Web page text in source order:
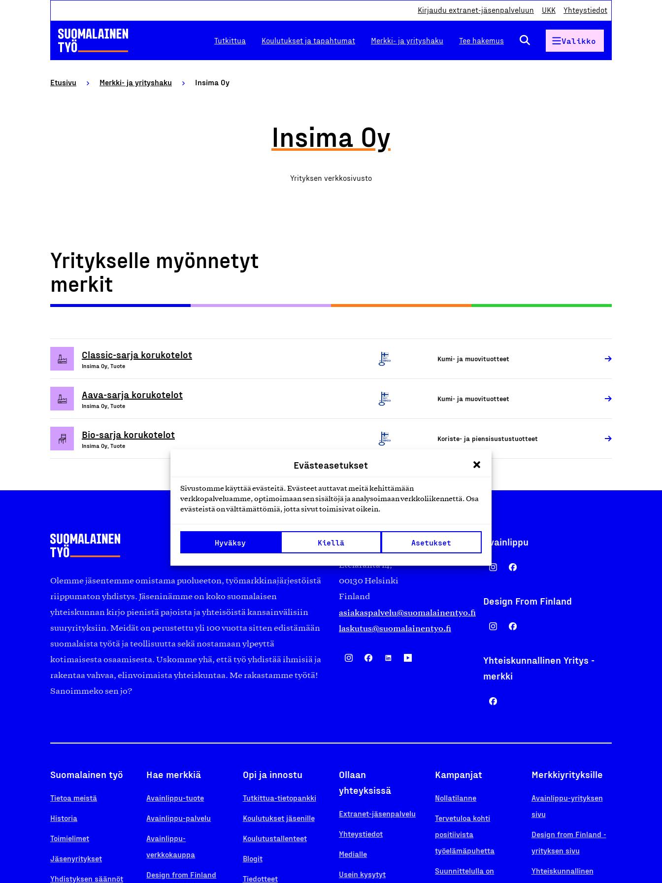
Evästeasetukset
Sivustomme käyttää evästeitä. Evästeet auttavat meitä kehittämään
verkkopalveluamme, optimoimaan sen sisältöjä ja analysoimaan verkkoliikennettä. Osa
evästeistä on välttämättömiä, jotta sivut toimisivat oikein.
Hyväksy Kiellä Asetukset
Kirjaudu extranet-jäsenpalveluun UKK Yhteystiedot
Tutkittua Koulutukset ja tapahtumat Merkki- ja yrityshaku Tee hakemus Valikko
Etusivu Merkki- ja yrityshaku Insima Oy
Insima Oy
Yrityksen verkkosivusto
Yritykselle myönnetyt
merkit
Classic-sarja korukotelot
Insima Oy, Tuote
Kumi- ja muovituotteet
Aava-sarja korukotelot
Insima Oy, Tuote
Kumi- ja muovituotteet
Bio-sarja korukotelot
Insima Oy, Tuote
Koriste- ja piensisustustuotteet
Olemme jäsentemme omistama puolueeton, työmarkkinajärjestöistä
riippumaton yhdistys. Jäseninämme on koko suomalaisen
yhteiskunnan kirjo pienistä pajoista ja yhteisöistä kansainvälisiin
suuryrityksiin. Meidät on perustettu yli 100 vuotta sitten edistämään
suomalaista työtä ja teollisuutta sekä nostamaan ylpeyttä
kotimaisesta osaamisesta. Uskomme yhä, että työ yhdistää ihmisiä ja
rakentaa vahvaa, elinvoimaista yhteiskuntaa. Me rakastamme työtä!
Sanoimmeko sen jo?
Suomalainen työ ry
Eteläranta 14,
00130 Helsinki
Finland
asiakaspalvelu@suomalainentyo.fi
laskutus@suomalainentyo.fi
Avainlippu
Design From Finland
Yhteiskunnallinen Yritys -
merkki
Suomalainen työ
Tietoa meistä
Historia
Toimielimet
Jäsenyritykset
Yhdistyksen säännöt
Hae merkkiä
Avainlippu-tuote
Avainlippu-palvelu
Avainlippu-
verkkokauppa
Design from Finland
Opi ja innostu
Tutkittua-tietopankki
Koulutukset jäsenille
Koulutustallenteet
Blogit
Tiedotteet
Ollaan
yhteyksissä
Extranet-jäsenpalvelu
Yhteystiedot
Medialle
Usein kysytyt
Kampanjat
Nollatilanne
Tervetuloa kohti
positiivista
työelämäpuhetta
Suunnittelulla on
Merkkiyrityksille
Avainlippu-yrityksen
sivu
Design from Finland -
yrityksen sivu
Yhteiskunnallinen